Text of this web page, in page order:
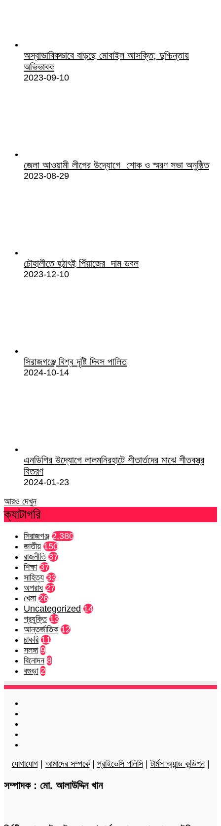
অস্বাভাবিকভাবে বাড়ছে মোবাইল আসক্তি; দুশ্চিন্তায়
অভিভাবক
2023-09-10
জেলা আওয়ামী লীগের উদ্যোগে শোক ও স্মরণ সভা অনুষ্ঠিত
2023-08-29
চৌহালীতে হঠাৎই পিঁয়াজের দাম ডবল
2023-12-10
সিরাজগঞ্জে বিশ্ব দৃষ্টি দিবস পালিত
2024-10-14
এনডিপির উদ্যোগে লালমনিরহাটে শীতার্তদের মাঝে শীতবস্ত্র
বিতরণ
2024-01-23
আরও দেখুন
ক্যাটাগরি
সিরাজগঞ্জ 2,380
জাতীয় 150
রাজনীতি 37
শিক্ষা 37
সাহিত্য 33
অপরাধ 27
খেলা 26
Uncategorized 14
প্রযুক্তি 13
আন্তর্জাতিক 12
চাকরি 11
সলঙ্গা 9
বিনোদন 8
বগুড়া 2
যোগাযোগ| আমাদের সম্পর্কে| প্রাইভেসি পলিসি|টার্মস অ্যান্ড কন্ডিশন|
সম্পাদক : মো. আলাউদ্দিন খান